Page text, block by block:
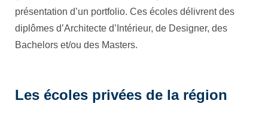
présentation d’un portfolio. Ces écoles délivrent des
diplômes d’Architecte d’Intérieur, de Designer, des
Bachelors et/ou des Masters.
Les écoles privées de la région